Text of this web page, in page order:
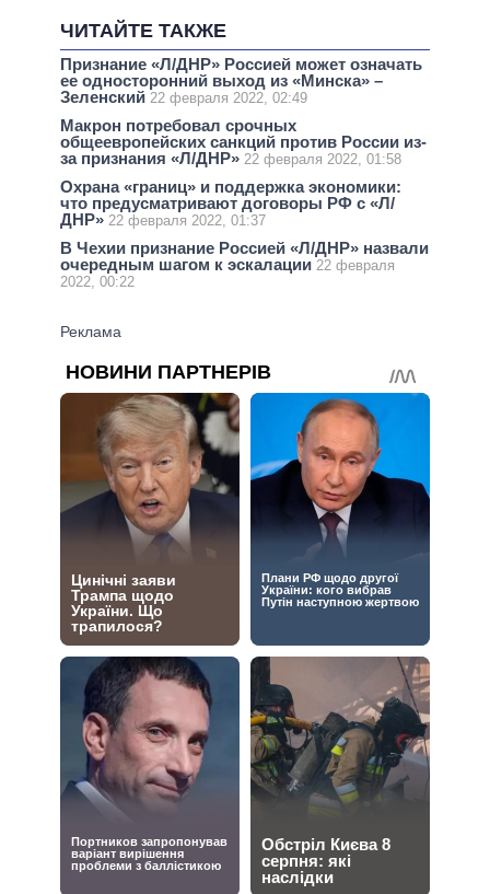
ЧИТАЙТЕ ТАКЖЕ
Признание «Л/ДНР» Россией может означать
ее односторонний выход из «Минска» –
Зеленский 22 февраля 2022, 02:49
Макрон потребовал срочных
общеевропейских санкций против России из-
за признания «Л/ДНР» 22 февраля 2022, 01:58
Охрана «границ» и поддержка экономики:
что предусматривают договоры РФ с «Л/
ДНР» 22 февраля 2022, 01:37
В Чехии признание Россией «Л/ДНР» назвали
очередным шагом к эскалации 22 февраля
2022, 00:22